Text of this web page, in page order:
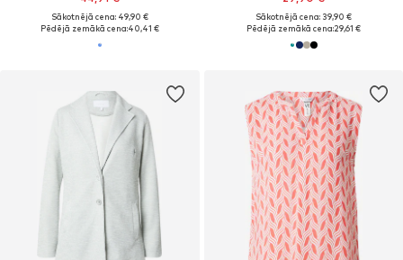
Sākotnējā cena: 49,90 €
Pēdējā zemākā cena:40,41 €
Sākotnējā cena: 39,90 €
Pēdējā zemākā cena:29,61 €